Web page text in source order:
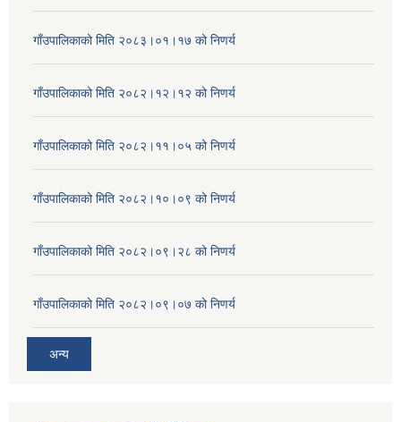
गाँउपालिकाको मिति २०८३।०१।१७ को निणर्य
गाँउपालिकाको मिति २०८२।१२।१२ को निणर्य
गाँउपालिकाको मिति २०८२।११।०५ को निणर्य
गाँउपालिकाको मिति २०८२।१०।०९ को निणर्य
गाँउपालिकाको मिति २०८२।०९।२८ को निणर्य
गाँउपालिकाको मिति २०८२।०९।०७ को निणर्य
अन्य